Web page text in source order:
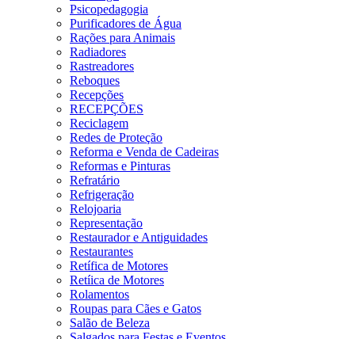
Psicopedagogia
Purificadores de Água
Rações para Animais
Radiadores
Rastreadores
Reboques
Recepções
RECEPÇÕES
Reciclagem
Redes de Proteção
Reforma e Venda de Cadeiras
Reformas e Pinturas
Refratário
Refrigeração
Relojoaria
Representação
Restaurador e Antiguidades
Restaurantes
Retífica de Motores
Retíica de Motores
Rolamentos
Roupas para Cães e Gatos
Salão de Beleza